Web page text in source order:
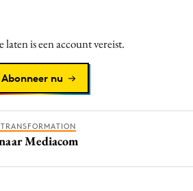
is een account vereist.
Abonneer nu
Mediacom